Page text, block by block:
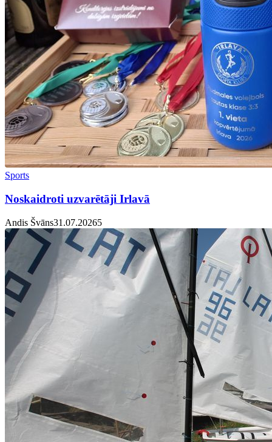
Sports
Noskaidroti uzvarētāji Irlavā
Andis Švāns31.07.20265